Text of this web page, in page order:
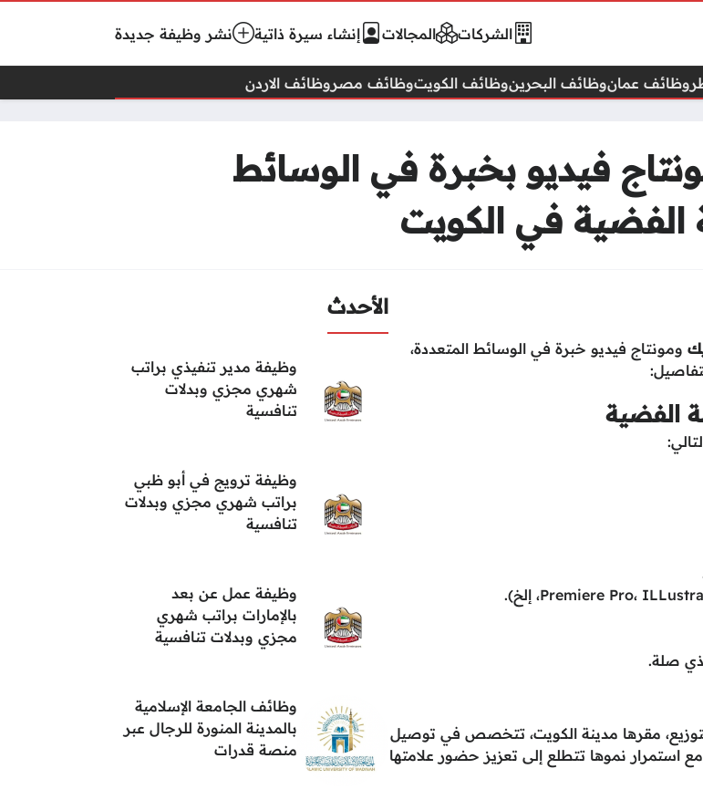
الشركات المجالات إنشاء سيرة ذاتية نشر وظيفة جديدة
وظائف عمانوظائف البحرينوظائف الكويتوظائف مصروظائف الاردن
فيديو بخبرة في الوسائط
الفضية في الكويت
الأحدث
وظيفة مدير تنفيذي براتب
شهري مجزي وبدلات
تنافسية
وظيفة ترويج في أبو ظبي
براتب شهري مجزي وبدلات
تنافسية
وظيفة عمل عن بعد
بالإمارات براتب شهري
مجزي وبدلات تنافسية
وظائف الجامعة الإسلامية
بالمدينة المنورة للرجال عبر
منصة قدرات
ومونتاج فيديو خبرة في الوسائط المتعددة،
الفضية
ذي صلة.
مقرها مدينة الكويت، تتخصص في توصيل
استمرار نموها تتطلع إلى تعزيز حضور علامتها